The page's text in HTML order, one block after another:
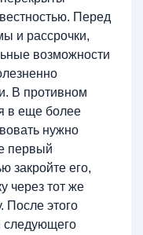
Перед
и рассрочки,
возможности
В противном
в еще более
нужно
первый
закройте его,
через тот же
После этого
следующего